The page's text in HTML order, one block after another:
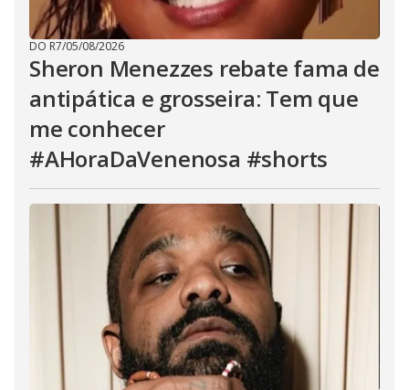
DO R7/05/08/2026
Sheron Menezzes rebate fama de
antipática e grosseira: Tem que
me conhecer
#AHoraDaVenenosa #shorts